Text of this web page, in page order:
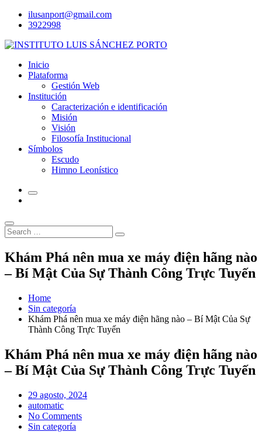
Skip
ilusanport@gmail.com
3922998
Inicio
Plataforma
Gestión Web
Institución
Caracterización e identificación
Misión
Visión
Filosofía Institucional
Símbolos
Escudo
Himno Leonístico
Search
for:
Search
Khám Phá nên mua xe máy điện hãng nào
– Bí Mật Của Sự Thành Công Trực Tuyến
Home
Sin categoría
Khám Phá nên mua xe máy điện hãng nào – Bí Mật Của Sự
Thành Công Trực Tuyến
Khám Phá nên mua xe máy điện hãng nào
– Bí Mật Của Sự Thành Công Trực Tuyến
Posted
on
29 agosto, 2024
automatic
No Comments
Sin categoría